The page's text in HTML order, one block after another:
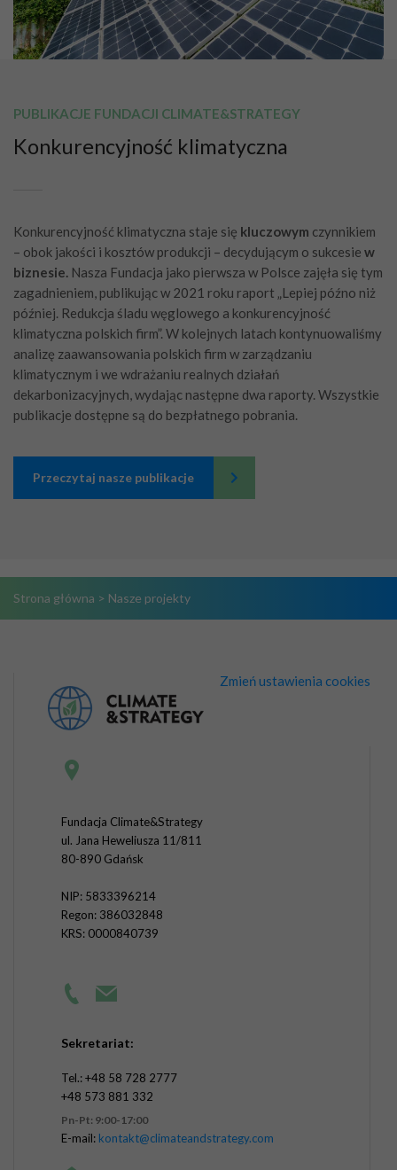
PUBLIKACJE FUNDACJI CLIMATE&STRATEGY
Konkurencyjność klimatyczna
Konkurencyjność klimatyczna staje się kluczowym czynnikiem
– obok jakości i kosztów produkcji – decydującym o sukcesie w
biznesie. Nasza Fundacja jako pierwsza w Polsce zajęła się tym
zagadnieniem, publikując w 2021 roku raport „Lepiej późno niż
później. Redukcja śladu węglowego a konkurencyjność
klimatyczna polskich firm”. W kolejnych latach kontynuowaliśmy
analizę zaawansowania polskich firm w zarządzaniu
klimatycznym i we wdrażaniu realnych działań
dekarbonizacyjnych, wydając następne dwa raporty. Wszystkie
publikacje dostępne są do bezpłatnego pobrania.
Przeczytaj nasze publikacje
Strona główna > Nasze projekty
Zmień ustawienia cookies
Fundacja Climate&Strategy
ul. Jana Heweliusza 11/811
80-890 Gdańsk
NIP: 5833396214
Regon: 386032848
KRS: 0000840739
Sekretariat:
Tel.: +48 58 728 2777
+48 573 881 332
Pn-Pt: 9:00-17:00
E-mail: kontakt@climateandstrategy.com